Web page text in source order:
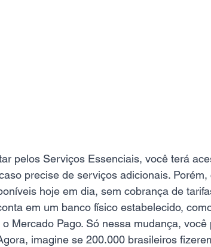
pelos Serviços Essenciais, você terá
precise de serviços adicionais. Porém,
hoje em dia, sem cobrança de
em um banco físico estabelecido,
Mercado Pago. Só nessa mudança, você
imagine se 200.000 brasileiros